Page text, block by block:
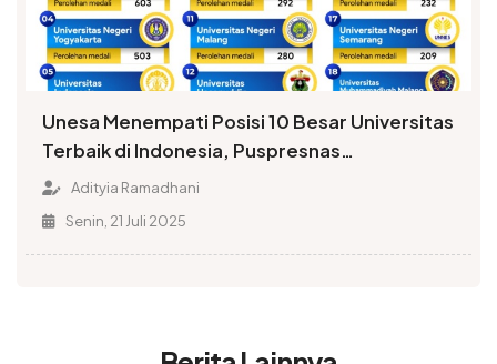
Unesa Menempati Posisi 10 Besar Universitas
Terbaik di Indonesia, Puspresnas
Menobatkan Peringkat 6
Adityia Ramadhani
Senin, 21 Juli 2025